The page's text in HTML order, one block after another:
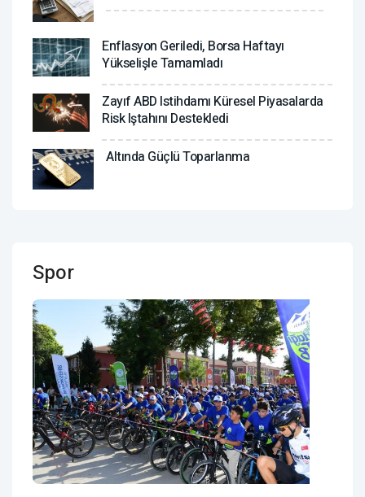
Enflasyon Geriledi, Borsa Haftayı
Yükselişle Tamamladı
Zayıf ABD Istihdamı Küresel Piyasalarda
Risk Iştahını Destekledi
Altında Güçlü Toparlanma
Spor